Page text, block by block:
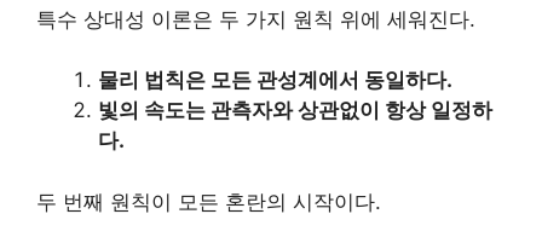
특수 상대성 이론은 두 가지 원칙 위에 세워진다.
물리 법칙은 모든 관성계에서 동일하다.
빛의 속도는 관측자와 상관없이 항상 일정하
다.
두 번째 원칙이 모든 혼란의 시작이다.